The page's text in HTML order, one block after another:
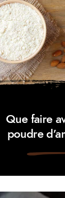
Que faire
poudre